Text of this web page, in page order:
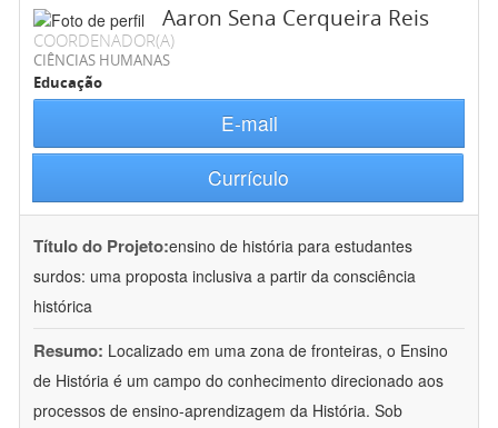
Aaron Sena Cerqueira Reis
COORDENADOR(A)
CIÊNCIAS HUMANAS
Educação
E-mail
Currículo
Título do Projeto:ensino de história para estudantes
surdos: uma proposta inclusiva a partir da consciência
histórica
Resumo: Localizado em uma zona de fronteiras, o Ensino
de História é um campo do conhecimento direcionado aos
processos de ensino-aprendizagem da História. Sob